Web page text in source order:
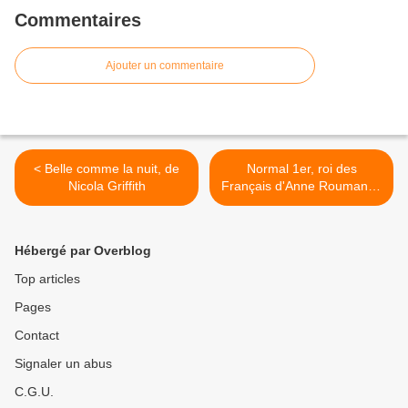
Commentaires
Ajouter un commentaire
< Belle comme la nuit, de
Nicola Griffith
Normal 1er, roi des
Français d'Anne Roumanoff
>
Hébergé par Overblog
Top articles
Pages
Contact
Signaler un abus
C.G.U.